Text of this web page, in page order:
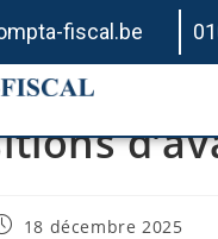
fiscal.be
18 décembre 2025